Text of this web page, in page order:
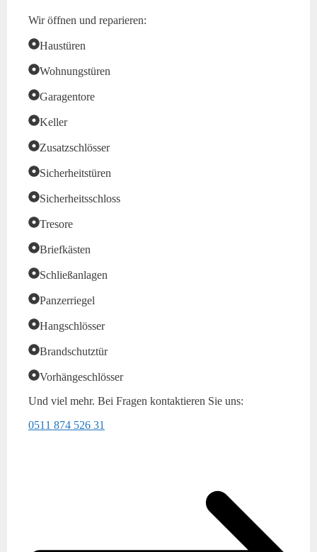
Wir öffnen und reparieren:
Haustüren
Wohnungstüren
Garagentore
Keller
Zusatzschlösser
Sicherheitstüren
Sicherheitsschloss
Tresore
Briefkästen
Schließanlagen
Panzerriegel
Hangschlösser
Brandschutztür
Vorhängeschlösser
Und viel mehr. Bei Fragen kontaktieren Sie uns:
0511 874 526 31